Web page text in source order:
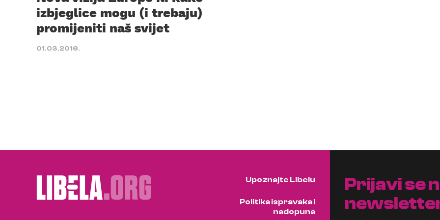
izbjeglice mogu (i trebaju)
promijeniti naš svijet
01.03.2016.
Upoznajte Libelu
Politika ispravaka i
nadopuna
Prijavi se